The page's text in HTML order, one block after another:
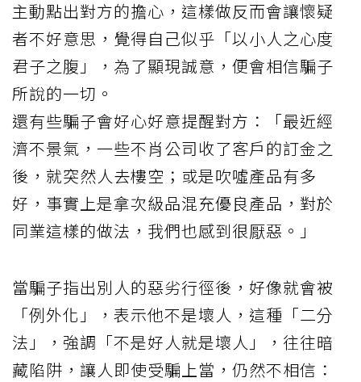
主動點出對方的擔心，這樣做反而會讓懷疑
者不好意思，覺得自己似乎「以小人之心度
君子之腹」，為了顯現誠意，便會相信騙子
所說的一切。
還有些騙子會好心好意提醒對方：「最近經
濟不景氣，一些不肖公司收了客戶的訂金之
後，就突然人去樓空；或是吹噓產品有多
好，事實上是拿次級品混充優良產品，對於
同業這樣的做法，我們也感到很厭惡。」
當騙子指出別人的惡劣行徑後，好像就會被
「例外化」，表示他不是壞人，這種「二分
法」，強調「不是好人就是壞人」，往往暗
藏陷阱，讓人即使受騙上當，仍然不相信：